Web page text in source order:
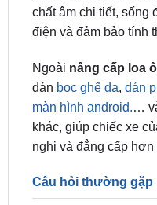
chất âm chi tiết, sống
điện và đảm bảo tính
Ngoài nâng cấp loa
dán bọc ghế da, dán
màn hình android.…
khác, giúp chiếc xe
nghi và đẳng cấp hơn
Câu hỏi thường gặp